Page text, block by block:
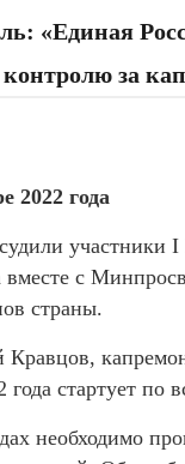
«Единая
за
2022 года
участники I
с
страны.
Кравцов,
стартует по
необходимо